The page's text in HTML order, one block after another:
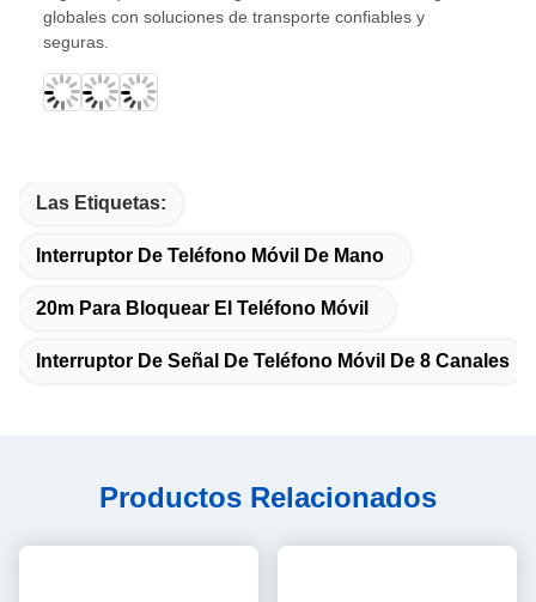
globales con soluciones de transporte confiables y
seguras.
Las Etiquetas:
Interruptor De Teléfono Móvil De Mano
20m Para Bloquear El Teléfono Móvil
Interruptor De Señal De Teléfono Móvil De 8 Canales
Productos Relacionados